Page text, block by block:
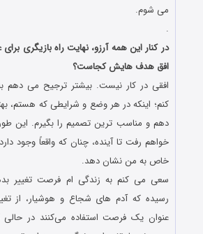
می ‌شوم.
.
در کنار این همه آرزو، نهایت راه بازیگری
افق هدف هایش کجاست؟
افقی در کار نیست. بیشتر ترجیح می‌ دهم
کنم؛ اینکه در هر وضع و شرایطی که هستم،
دهم و مناسب ‌ترین تصمیم را بگیرم. این
خواهم رفت تا آینده، چنان که واقعاً وجود
خاص به من نشان دهد.
سعی می‌ کنم به زندگی ‌ام فرصت تغییر
رسیده که آدم ‌های شجاع و هوشیار، از
عنوان یک فرصت استفاده می‌‌کنند در